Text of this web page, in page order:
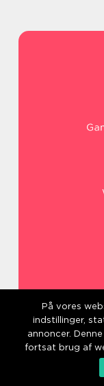
På vores
indstillinger,
annoncer.
fortsat brug af